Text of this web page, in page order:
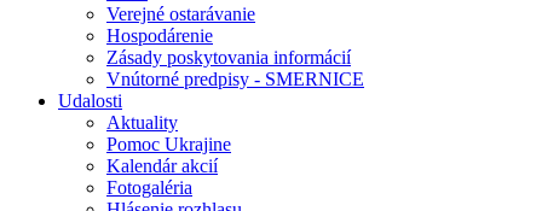
Verejné ostarávanie
Hospodárenie
Zásady poskytovania informácií
Vnútorné predpisy - SMERNICE
Udalosti
Aktuality
Pomoc Ukrajine
Kalendár akcií
Fotogaléria